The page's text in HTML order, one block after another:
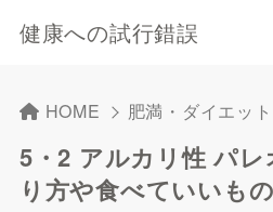
健康への試行錯誤
HOME 肥満・ダイエッ
5・2 アルカリ性 パ
り方や食べていいも